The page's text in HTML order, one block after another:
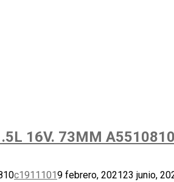
16V. 73MM A5510810
c19111019 febrero, 202123 junio,